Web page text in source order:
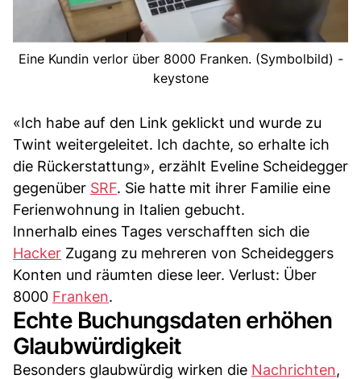
Eine Kundin verlor über 8000 Franken. (Symbolbild) -
keystone
«Ich habe auf den Link geklickt und wurde zu
Twint weitergeleitet. Ich dachte, so erhalte ich
die Rückerstattung», erzählt Eveline Scheidegger
gegenüber SRF. Sie hatte mit ihrer Familie eine
Ferienwohnung in Italien gebucht.
Innerhalb eines Tages verschafften sich die
Hacker Zugang zu mehreren von Scheideggers
Konten und räumten diese leer. Verlust: Über
8000 Franken.
Echte Buchungsdaten erhöhen
Glaubwürdigkeit
Besonders glaubwürdig wirken die Nachrichten,